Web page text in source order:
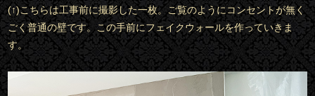
(↑)こちらは工事前に撮影した一枚。ご覧のようにコンセントが無く
ごく普通の壁です。この手前にフェイクウォールを作っていきま
す。